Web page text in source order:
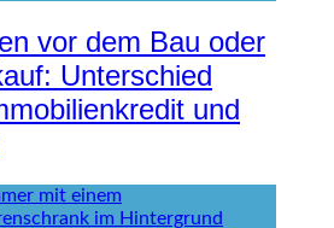
vor dem Bau oder
Unterschied
und